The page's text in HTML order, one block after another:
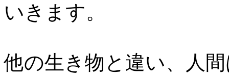
いきます。
他の生き物と違い、人